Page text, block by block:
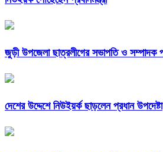
জুড়ী উপজেলা ছাত্রলীগের সভাপতি ও সম্পাদক
দেশের উদ্দেশে নিউইয়র্ক ছাড়লেন প্রধান উপদেষ্টা